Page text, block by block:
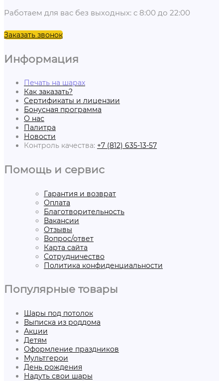
Работаем для вас без выходных: с 8:00 до 22:00
Заказать звонок
Информация
Печать на шарах
Как заказать?
Сертификаты и лицензии
Бонусная программа
О нас
Палитра
Новости
Контроль качества: +7 (812) 635-13-57
Помощь и сервис
Гарантия и возврат
Оплата
Благотворительность
Вакансии
Отзывы
Вопрос/ответ
Карта сайта
Сотрудничество
Политика конфиденциальности
Популярные товары
Шары под потолок
Выписка из роддома
Акции
Детям
Оформление праздников
Мультгерои
День рождения
Надуть свои шары